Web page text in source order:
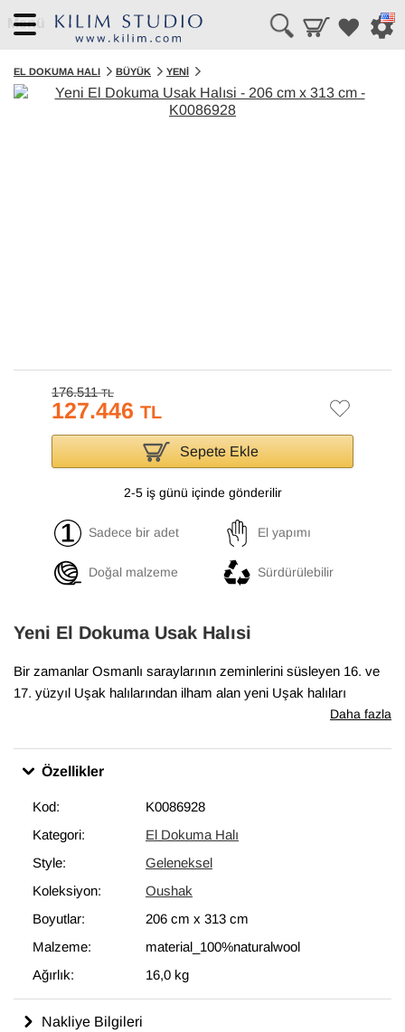
Menü
EL DOKUMA HALI BÜYÜK YENI
176.511TL
127.446 TL
Sepete Ekle
2-5 iş günü içinde gönderilir
Sadece bir adet El yapımı
Doğal malzeme Sürdürülebilir
Yeni El Dokuma Usak Halısi
Bir zamanlar Osmanlı saraylarının zeminlerini süsleyen 16. ve
17. yüzyıl Uşak halılarından ilham alan yeni Uşak halıları
koleksiyonumuz, geleneksel tasarımları el dokumasıyla hayata
sağlıyor. Bu özel halı
Daha fazla
Özellikler
Kod:
K0086928
Kategori:
El Dokuma Halı
Style:
Geleneksel
Koleksiyon:
Oushak
Boyutlar:
206 cm x 313 cm
Malzeme:
material_100%naturalwool
Ağırlık:
16,0 kg
Nakliye Bilgileri